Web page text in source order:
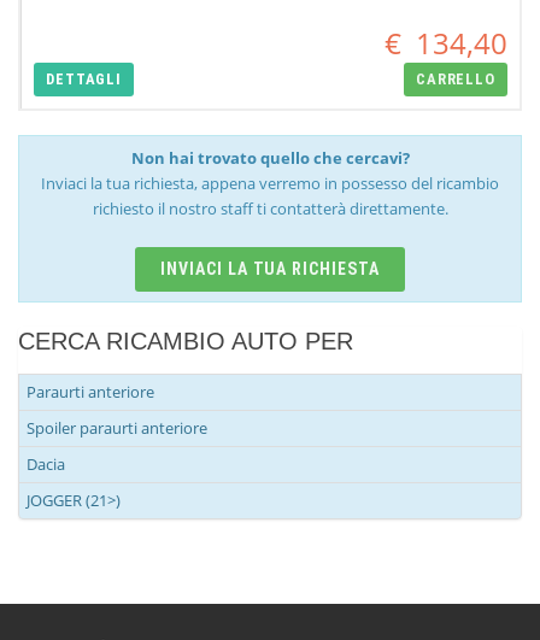
€ 134,40
DETTAGLI CARRELLO
Non hai trovato quello che cercavi?
Inviaci la tua richiesta, appena verremo in possesso del ricambio
richiesto il nostro staff ti contatterà direttamente.
INVIACI LA TUA RICHIESTA
CERCA RICAMBIO AUTO PER
Paraurti anteriore
Spoiler paraurti anteriore
Dacia
JOGGER (21>)